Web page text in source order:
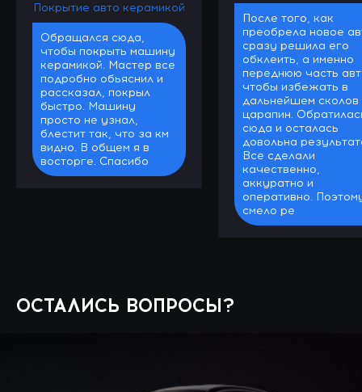
Покрытие авто керамикой
Обращался сюда,
чтобы покрыть машину
керамикой. Мастер все
подробно обьяснил и
рассказал, покрыл
быстро. Машину
просто не узнал,
блестит так, что за км
видно. В общем я в
восторге. Спасибо
После того, как
преобрела новое
сразу решила его
обклеить, а именно
переднюю часть
чтобы избежать в
дальнейшем сколов
царапин.
сюда и осталась
довольна
Все сделали
качественно,
аккуратно и
оперативно.
смело ре
ОСТАЛИСЬ ВОПРОСЫ?